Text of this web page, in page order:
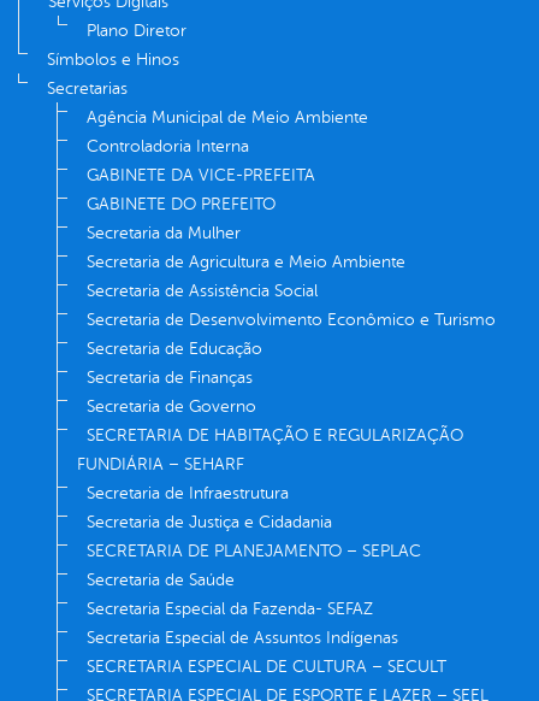
Plano Diretor
Símbolos e Hinos
Secretarias
Agência Municipal de Meio Ambiente
Controladoria Interna
GABINETE DA VICE-PREFEITA
GABINETE DO PREFEITO
Secretaria da Mulher
Secretaria de Agricultura e Meio Ambiente
Secretaria de Assistência Social
Secretaria de Desenvolvimento Econômico e Turismo
Secretaria de Educação
Secretaria de Finanças
Secretaria de Governo
SECRETARIA DE HABITAÇÃO E REGULARIZAÇÃO
FUNDIÁRIA – SEHARF
Secretaria de Infraestrutura
Secretaria de Justiça e Cidadania
SECRETARIA DE PLANEJAMENTO – SEPLAC
Secretaria de Saúde
Secretaria Especial da Fazenda- SEFAZ
Secretaria Especial de Assuntos Indígenas
SECRETARIA ESPECIAL DE CULTURA – SECULT
SECRETARIA ESPECIAL DE ESPORTE E LAZER – SEEL